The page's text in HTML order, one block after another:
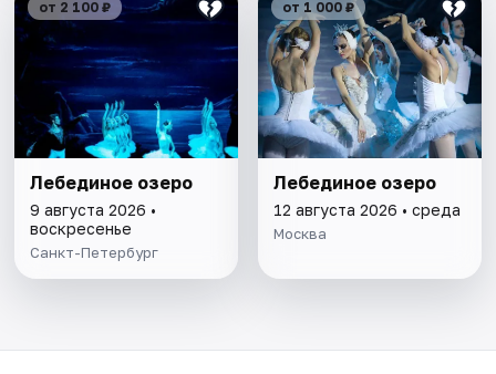
от 2 100 ₽
Лебединое озеро
9 августа 2026 •
воскресенье
Санкт-Петербург
от 1 000 ₽
Лебединое озеро
12 августа 2026 • среда
Москва